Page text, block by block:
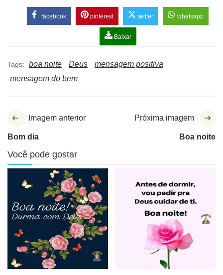
facebook pinterest twitter whatsapp
Baixar
Tags: boa noite Deus
mensagem positiva
mensagem do bem
Imagem anterior
Bom dia
Próxima imagem
Boa noite
Você pode gostar